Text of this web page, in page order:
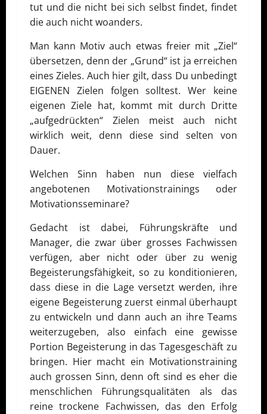
tut und die nicht bei sich selbst findet, findet
die auch nicht woanders.
Man kann Motiv auch etwas freier mit „Ziel“
übersetzen, denn der „Grund“ ist ja erreichen
eines Zieles. Auch hier gilt, dass Du unbedingt
EIGENEN Zielen folgen solltest. Wer keine
eigenen Ziele hat, kommt mit durch Dritte
„aufgedrückten“ Zielen meist auch nicht
wirklich weit, denn diese sind selten von
Dauer.
Welchen Sinn haben nun diese vielfach
angebotenen Motivationstrainings oder
Motivationsseminare?
Gedacht ist dabei, Führungskräfte und
Manager, die zwar über grosses Fachwissen
verfügen, aber nicht oder über zu wenig
Begeisterungsfähigkeit, so zu konditionieren,
dass diese in die Lage versetzt werden, ihre
eigene Begeisterung zuerst einmal überhaupt
zu entwickeln und dann auch an ihre Teams
weiterzugeben, also einfach eine gewisse
Portion Begeisterung in das Tagesgeschäft zu
bringen. Hier macht ein Motivationstraining
auch grossen Sinn, denn oft sind es eher die
menschlichen Führungsqualitäten als das
reine trockene Fachwissen, das den Erfolg